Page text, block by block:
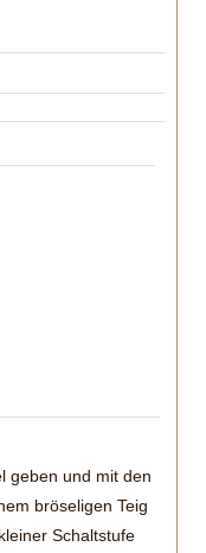
geben und mit den
bröseligen Teig
Schaltstufe